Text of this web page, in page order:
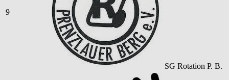
9
SG Rotation P. B.